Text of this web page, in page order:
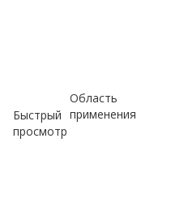
Быстрый
просмотр
Область
применения